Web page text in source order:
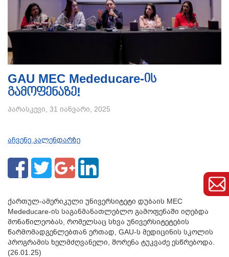
GAU MEC Mededucare-ის
გამოფენაზე!
პარასკევი, 31 იანვარი, 2025
აჩვენე კალენდარზე
ქართულ-ამერიკული უნივერსიტეტი დუბაის MEC
Mededucare-ის საგანმანათლებლო გამოფენაში იღებდა
მონაწილეობას, რომელსაც სხვა უნივერსიტეტების
წარმომადგენლებთან ერთად, GAU-ს მედიცინის სკოლის
პროგრამის ხელმძღვანელი, შორენა ტუკვაძე ესწრებოდა.
(26.01.25)